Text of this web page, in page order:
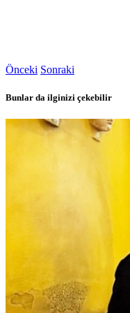
Önceki Sonraki
Bunlar da ilginizi çekebilir